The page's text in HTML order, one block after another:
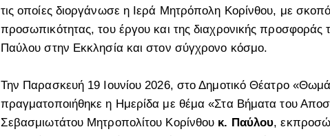
τις οποίες διοργάνωσε η Ιερά Μητρόπολη Κορίνθου, με
προσωπικότητας, του έργου και της διαχρονικής
Παύλου στην Εκκλησία και στον σύγχρονο κόσμο.
Την Παρασκευή 19 Ιουνίου 2026, στο Δημοτικό Θέατρο
πραγματοποιήθηκε η Ημερίδα με θέμα «Στα Βήματα του
Σεβασμιωτάτου Μητροπολίτου Κορίνθου κ. Παύλου,